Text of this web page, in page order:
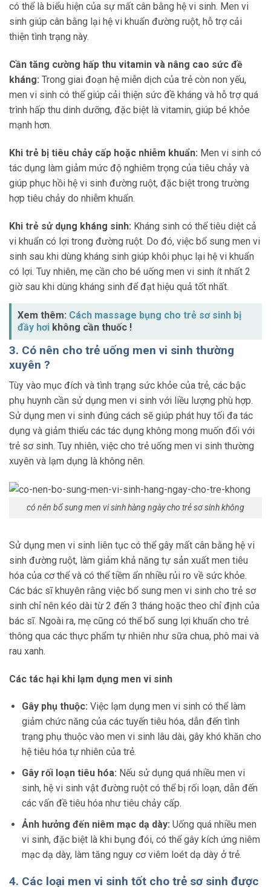
có thể là biểu hiện của sự mất cân bằng hệ vi sinh. Men vi
sinh giúp cân bằng lại hệ vi khuẩn đường ruột, hỗ trợ cải
thiện tình trạng này.
Cần tăng cường hấp thu vitamin và nâng cao sức đề
kháng: Trong giai đoạn hệ miễn dịch của trẻ còn non yếu,
men vi sinh có thể giúp cải thiện sức đề kháng và hỗ trợ quá
trình hấp thu dinh dưỡng, đặc biệt là vitamin, giúp bé khỏe
mạnh hơn.
Khi trẻ bị tiêu chảy cấp hoặc nhiễm khuẩn: Men vi sinh có
tác dụng làm giảm mức độ nghiêm trọng của tiêu chảy và
giúp phục hồi hệ vi sinh đường ruột, đặc biệt trong trường
hợp tiêu chảy do nhiễm khuẩn.
Khi trẻ sử dụng kháng sinh: Kháng sinh có thể tiêu diệt cả
vi khuẩn có lợi trong đường ruột. Do đó, việc bổ sung men vi
sinh sau khi dùng kháng sinh giúp khôi phục lại hệ vi khuẩn
có lợi. Tuy nhiên, mẹ cần cho bé uống men vi sinh ít nhất 2
giờ sau khi dùng kháng sinh để đạt hiệu quả tốt nhất.
Xem thêm: Cách massage bụng cho trẻ sơ sinh bị
đầy hơi không cần thuốc !
3. Có nên cho trẻ uống men vi sinh thường
xuyên ?
Tùy vào mục đích và tình trạng sức khỏe của trẻ, các bậc
phụ huynh cần sử dụng men vi sinh với liều lượng phù hợp.
Sử dụng men vi sinh đúng cách sẽ giúp phát huy tối đa tác
dụng và giảm thiểu các tác dụng không mong muốn đối với
trẻ sơ sinh. Tuy nhiên, việc cho trẻ uống men vi sinh thường
xuyên và lạm dụng là không nên.
có nên bổ sung men vi sinh hàng ngày cho trẻ sơ sinh không
Sử dụng men vi sinh liên tục có thể gây mất cân bằng hệ vi
sinh đường ruột, làm giảm khả năng tự sản xuất men tiêu
hóa của cơ thể và có thể tiềm ẩn nhiều rủi ro về sức khỏe.
Các bác sĩ khuyên rằng việc bổ sung men vi sinh cho trẻ sơ
sinh chỉ nên kéo dài từ 2 đến 3 tháng hoặc theo chỉ định của
bác sĩ. Ngoài ra, mẹ cũng có thể bổ sung lợi khuẩn cho trẻ
thông qua các thực phẩm tự nhiên như sữa chua, phô mai và
rau xanh.
Các tác hại khi lạm dụng men vi sinh
Gây phụ thuộc: Việc lạm dụng men vi sinh có thể làm
giảm chức năng của các tuyến tiêu hóa, dẫn đến tình
trạng phụ thuộc vào men vi sinh lâu dài, gây khó khăn cho
hệ tiêu hóa tự nhiên của trẻ.
Gây rối loạn tiêu hóa: Nếu sử dụng quá nhiều men vi
sinh, hệ vi sinh vật đường ruột có thể bị rối loạn, dẫn đến
các vấn đề tiêu hóa như tiêu chảy cấp.
Ảnh hưởng đến niêm mạc dạ dày: Uống quá nhiều men
vi sinh, đặc biệt là khi bụng đói, có thể gây kích ứng niêm
mạc dạ dày, làm tăng nguy cơ viêm loét dạ dày ở trẻ.
4. Các loại men vi sinh tốt cho trẻ sơ sinh được